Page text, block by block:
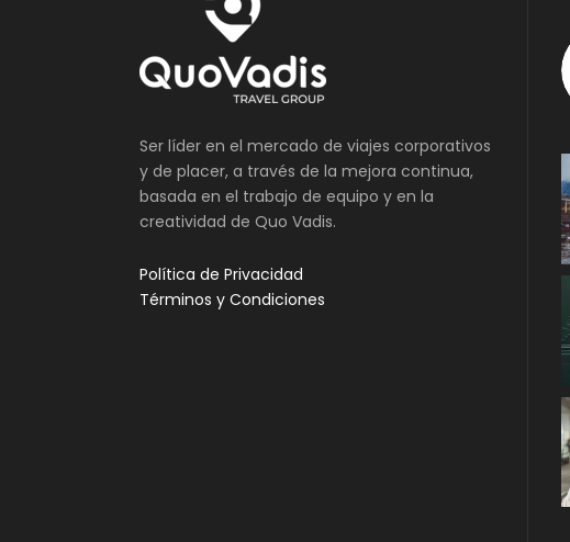
Ser líder en el mercado de viajes corporativos
y de placer, a través de la mejora continua,
basada en el trabajo de equipo y en la
creatividad de Quo Vadis.
Política de Privacidad
Términos y Condiciones